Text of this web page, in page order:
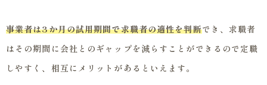
事業者は3か月の試用期間で求職者の適性を判断でき、求職者
はその期間に会社とのギャップを減らすことができるので定職
しやすく、相互にメリットがあるといえます。